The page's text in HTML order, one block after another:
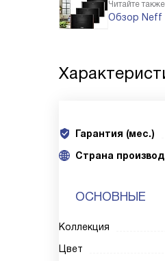
Читайте также
Обзор Neff
Гарантия (мес.)
Страна
ОСНОВНЫЕ
Коллекция
Цвет